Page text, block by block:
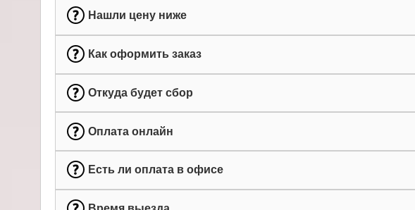
Нашли цену ниже
Как оформить заказ
Откуда будет сбор
Оплата онлайн
Есть ли оплата в офисе